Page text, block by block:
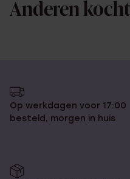
Anderen
Op werkdagen voor 17:00
besteld, morgen in huis